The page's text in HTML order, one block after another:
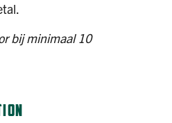
bij minimaal 10